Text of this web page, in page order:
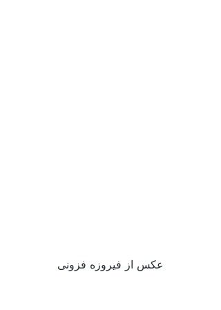
عکس از فیروزه فزونی